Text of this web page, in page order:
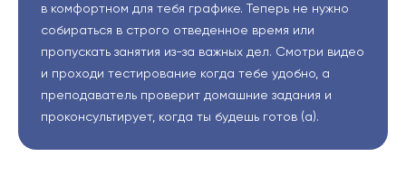
в комфортном для тебя графике. Теперь не нужно
собираться в строго отведенное время или
пропускать занятия из-за важных дел. Смотри видео
и проходи тестирование когда тебе удобно, а
преподаватель проверит домашние задания и
проконсультирует, когда ты будешь готов (а).